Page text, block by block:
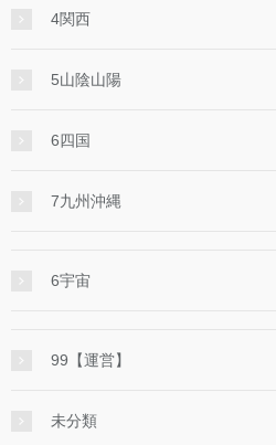
4関西
5山陰山陽
6四国
7九州沖縄
6宇宙
99【運営】
未分類